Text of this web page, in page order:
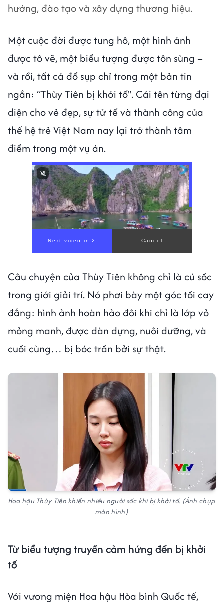
hướng, đào tạo và xây dựng thương hiệu.
Một cuộc đời được tung hô, một hình ảnh
được tô vẽ, một biểu tượng được tôn sùng –
và rồi, tất cả đổ sụp chỉ trong một bản tin
ngắn: “Thùy Tiên bị khởi tố". Cái tên từng đại
diện cho vẻ đẹp, sự tử tế và thành công của
thế hệ trẻ Việt Nam nay lại trở thành tâm
điểm trong một vụ án.
Câu chuyện của Thùy Tiên không chỉ là cú sốc
trong giới giải trí. Nó phơi bày một góc tối cay
đắng: hình ảnh hoàn hảo đôi khi chỉ là lớp vỏ
mỏng manh, được dàn dựng, nuôi dưỡng, và
cuối cùng… bị bóc trần bởi sự thật.
Hoa hậu Thùy Tiên khiến nhiều người sốc khi bị khởi tố. (Ảnh chụp
màn hình)
Từ biểu tượng truyền cảm hứng đến bị khởi
tố
Với vương miện Hoa hậu Hòa bình Quốc tế,